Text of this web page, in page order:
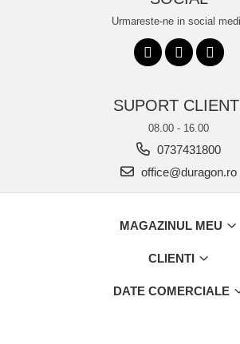
SOCIAL
Urmareste-ne in social media
SUPORT CLIENTI
08.00 - 16.00
0737431800